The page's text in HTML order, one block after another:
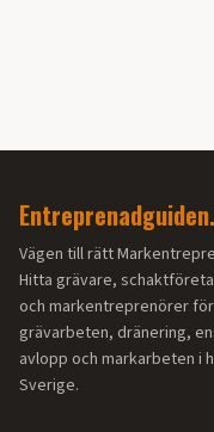
Vägen till rätt
Hitta grävare,
och markentreprenörer för
grävarbeten, dränering,
avlopp och markarbeten i
Sverige.